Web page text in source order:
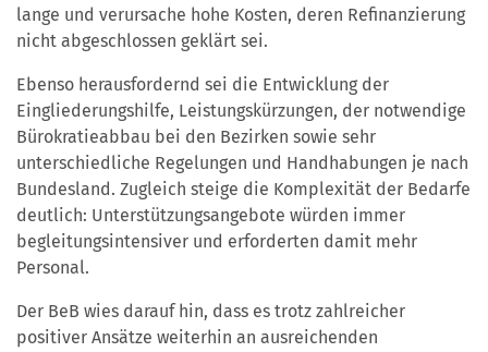
lange und verursache hohe Kosten, deren Refinanzierung
nicht abgeschlossen geklärt sei.
Ebenso herausfordernd sei die Entwicklung der
Eingliederungshilfe, Leistungskürzungen, der notwendige
Bürokratieabbau bei den Bezirken sowie sehr
unterschiedliche Regelungen und Handhabungen je nach
Bundesland. Zugleich steige die Komplexität der Bedarfe
deutlich: Unterstützungsangebote würden immer
begleitungsintensiver und erforderten damit mehr
Personal.
Der BeB wies darauf hin, dass es trotz zahlreicher
positiver Ansätze weiterhin an ausreichenden